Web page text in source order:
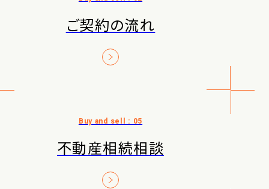
ご契約の流れ
不動産相続相談